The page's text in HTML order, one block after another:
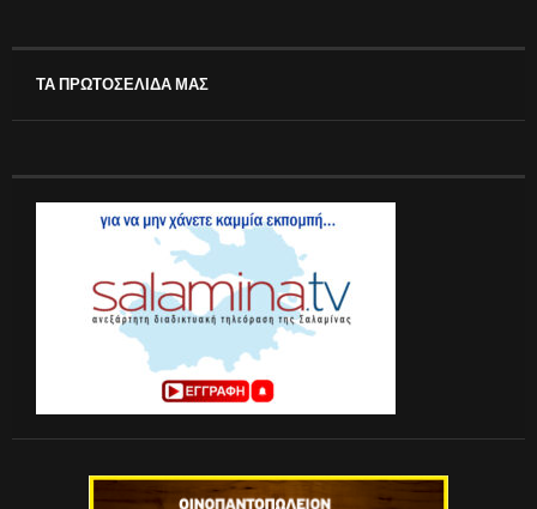
ΤΑ ΠΡΩΤΟΣΕΛΙΔΑ ΜΑΣ